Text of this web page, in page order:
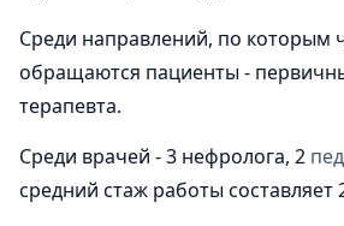
Среди направлений, по которым
обращаются пациенты -
терапевта.
Среди врачей - 3 нефролога, 2
средний стаж работы составляет